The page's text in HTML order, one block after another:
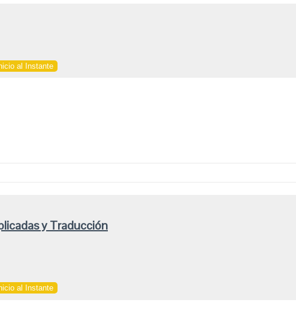
al Instante
y Traducción
al Instante